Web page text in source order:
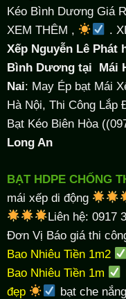
Kéo Bình Dương Giá
XEM THÊM ,
.
Xếp Nguyễn Lê Phát
Bình Dương tại Mái
Nai: May Ép bạt Mái
Hà Nội, Thi Công Lắp
Bạt Kéo Biên Hòa
Long An
BẠT HDPE CHỐNG
mái xếp di động
Liên hệ: 0917
Đơn Vị Báo giá thi
Bao Nhiêu Tiền 1m2
Bao Nhiêu Tiền 1m
đẹp
bạt che